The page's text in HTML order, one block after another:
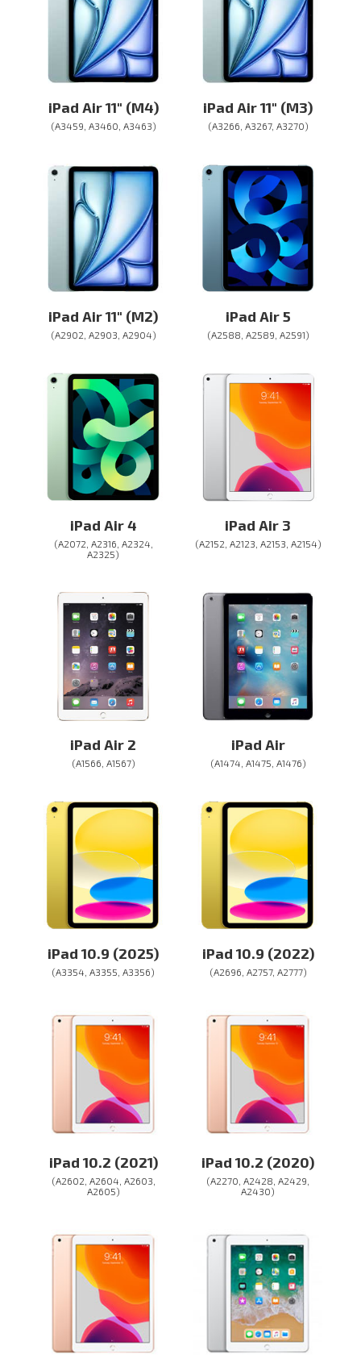
iPad Air 11″ (M4)
(A3459, A3460, A3463)
iPad Air 11″ (M3)
(A3266, A3267, A3270)
iPad Air 11″ (M2)
(A2902, A2903, A2904)
iPad Air 5
(A2588, A2589, A2591)
iPad Air 4
(A2072, A2316, A2324,
A2325)
iPad Air 3
(A2152, A2123, A2153, A2154)
iPad Air 2
(A1566, A1567)
iPad Air
(A1474, A1475, A1476)
iPad 10.9 (2025)
(A3354, A3355, A3356)
iPad 10.9 (2022)
(A2696, A2757, A2777)
iPad 10.2 (2021)
(A2602, A2604, A2603,
A2605)
iPad 10.2 (2020)
(A2270, A2428, A2429,
A2430)